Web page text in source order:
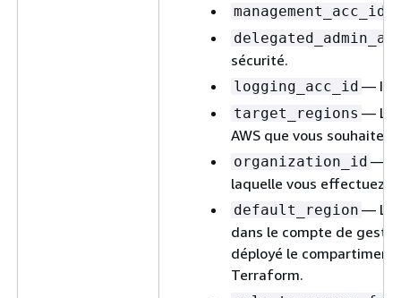
management_acc_id
sécurité.
logging_acc_id — ID
target_regions —
AWS que vous souhaitez
organization_id —
laquelle vous effectuez
default_region — La
dans le compte de
déployé le compartiment
Terraform.